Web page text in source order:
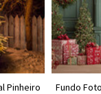
Pinheiro
Fundo